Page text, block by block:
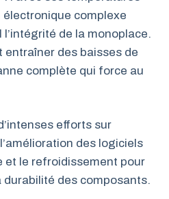
complexe
de la monoplace.
entraîner des baisses de
complète qui force au
efforts sur
des logiciels
et le refroidissement pour
des composants.